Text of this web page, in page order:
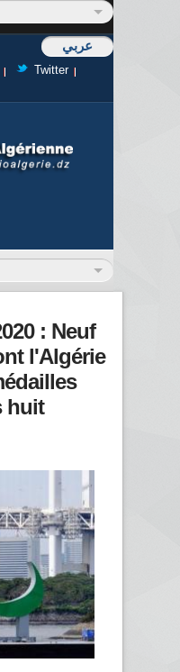
عربي
Twitter
: Neuf
l'Algérie
huit